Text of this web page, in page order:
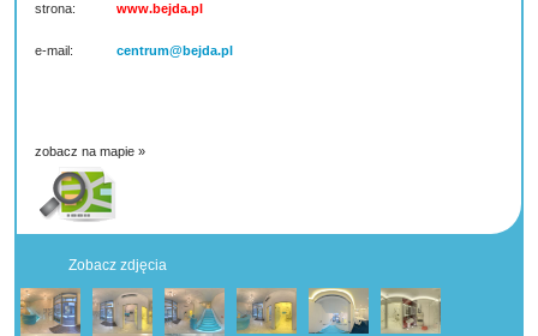
strona:
www.bejda.pl
e-mail: centrum@bejda.pl
zobacz na mapie »
Zobacz zdjęcia